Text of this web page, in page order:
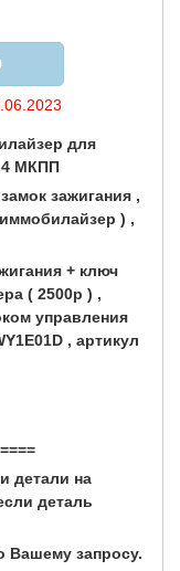
для
МКПП
зажигания ,
) ,
+ ключ
( 2500р ) ,
управления
, артикул
детали на
деталь
Вашему запросу.